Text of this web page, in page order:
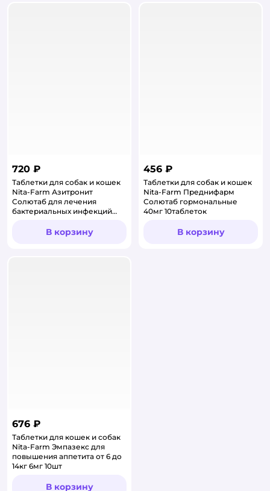
720 ₽
Таблетки для собак и кошек
Nita-Farm Азитронит
Солютаб для лечения
бактериальных инфекций
В корзину
456 ₽
Таблетки для собак и кошек
Nita-Farm Преднифарм
Солютаб гормональные
40мг 10таблеток
В корзину
676 ₽
Таблетки для кошек и собак
Nita-Farm Эмпазекс для
повышения аппетита от 6 до
14кг 6мг 10шт
В корзину